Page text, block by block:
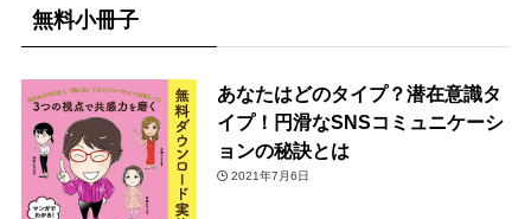
無料小冊子
あなたはどのタイプ？潜在意識タ
イプ！円滑なSNSコミュニケーシ
ョンの秘訣とは
2021年7月6日